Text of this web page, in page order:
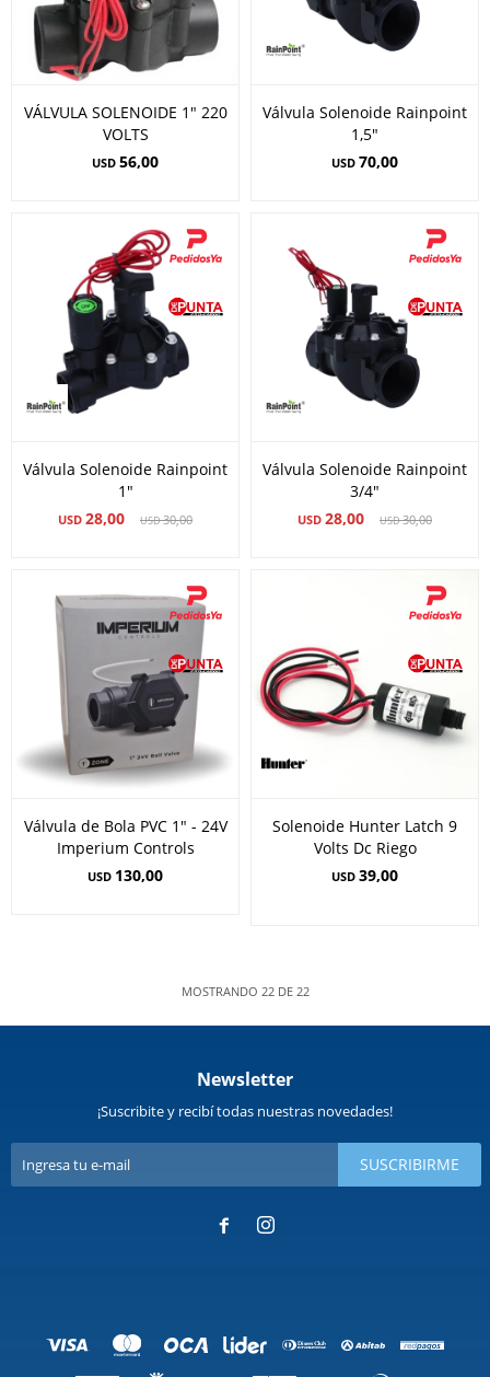
VÁLVULA SOLENOIDE 1" 220
VOLTS
USD 56,00
Válvula Solenoide Rainpoint
1,5"
USD 70,00
Válvula Solenoide Rainpoint
1"
USD 28,00 USD30,00
Válvula Solenoide Rainpoint
3/4"
USD 28,00 USD30,00
Válvula de Bola PVC 1" - 24V
Imperium Controls
USD 130,00
Solenoide Hunter Latch 9
Volts Dc Riego
USD 39,00
MOSTRANDO 22DE 22
Newsletter
¡Suscribite y recibí todas nuestras novedades!
SUSCRIBIRME
 